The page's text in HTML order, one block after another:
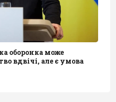
оборонка може
вдвічі, але є умова